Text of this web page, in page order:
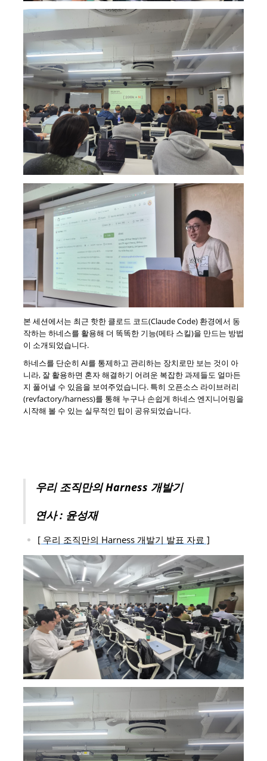
본 세션에서는 최근 핫한 클로드 코드(Claude Code) 환경에서 동
작하는 하네스를 활용해 더 똑똑한 기능(메타 스킬)을 만드는 방법
이 소개되었습니다.
하네스를 단순히 AI를 통제하고 관리하는 장치로만 보는 것이 아
니라, 잘 활용하면 혼자 해결하기 어려운 복잡한 과제들도 얼마든
지 풀어낼 수 있음을 보여주었습니다. 특히 오픈소스 라이브러리
(revfactory/harness)를 통해 누구나 손쉽게 하네스 엔지니어링을
시작해 볼 수 있는 실무적인 팁이 공유되었습니다.
우리 조직만의 Harness 개발기
연사 : 윤성재
[ 우리 조직만의 Harness 개발기 발표 자료 ]